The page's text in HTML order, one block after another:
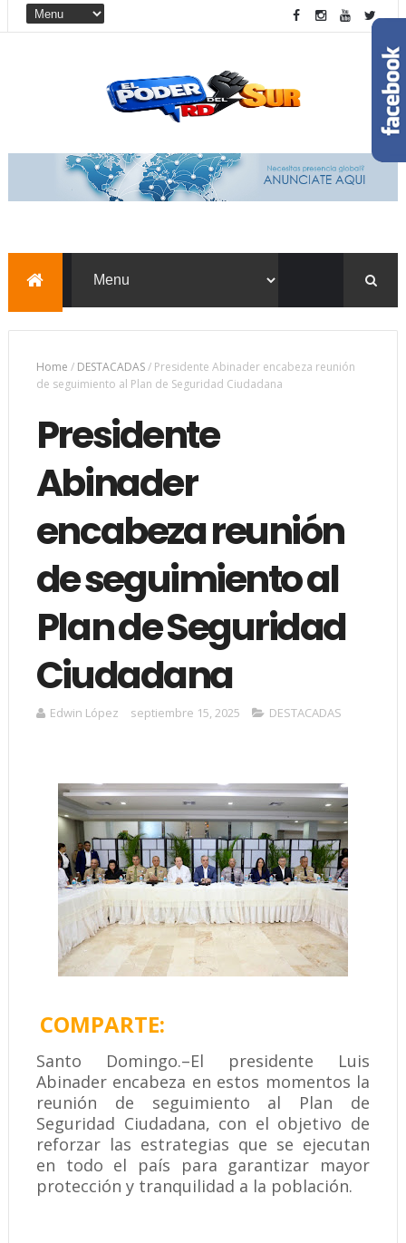
Home / DESTACADAS/ Presidente Abinader encabeza reunión
de seguimiento al Plan de Seguridad Ciudadana
Presidente
Abinader
encabeza reunión
de seguimiento al
Plan de Seguridad
Ciudadana
Edwin López septiembre 15, 2025 DESTACADAS
COMPARTE:
Santo Domingo.–El presidente Luis
Abinader encabeza en estos momentos la
reunión de seguimiento al Plan de
Seguridad Ciudadana, con el objetivo de
reforzar las estrategias que se ejecutan
en todo el país para garantizar mayor
protección y tranquilidad a la población.